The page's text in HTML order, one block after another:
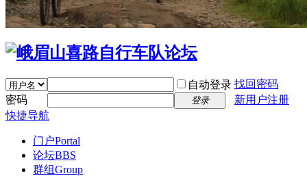
自动登录 找回密码
密码
登录
新用户注册
快捷导航
门户Portal
论坛BBS
群组Group